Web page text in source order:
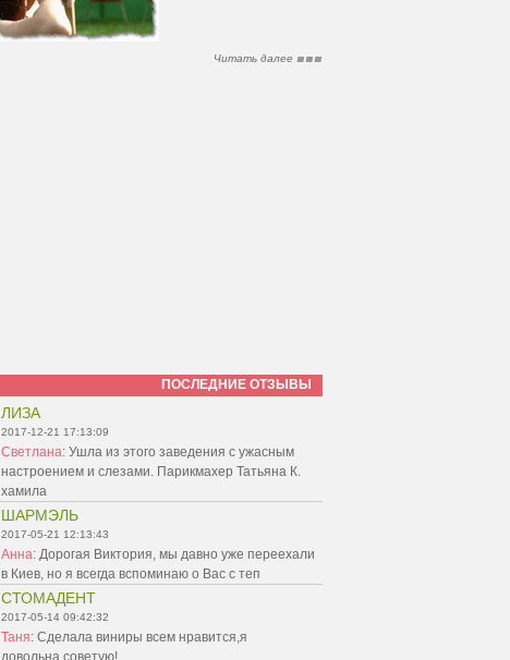
Читать далее
ПОСЛЕДНИЕ ОТЗЫВЫ
ЛИЗА
2017-12-21 17:13:09
Светлана: Ушла из этого заведения с ужасным
настроением и слезами. Парикмахер Татьяна К.
хамила
ШАРМЭЛЬ
2017-05-21 12:13:43
Анна: Дорогая Виктория, мы давно уже переехали
в Киев, но я всегда вспоминаю о Вас с теп
СТОМАДЕНТ
2017-05-14 09:42:32
Таня: Сделала виниры всем нравится,я
довольна,советую!